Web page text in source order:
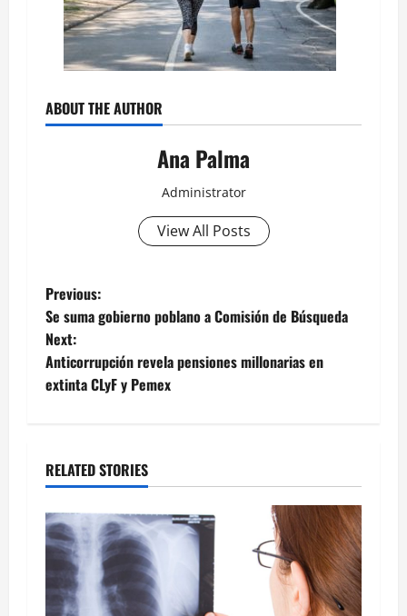
ABOUT THE AUTHOR
Ana Palma
Administrator
View All Posts
Post
navigation
Previous:
Se suma gobierno poblano a Comisión de Búsqueda
Next:
Anticorrupción revela pensiones millonarias en
extinta CLyF y Pemex
RELATED STORIES